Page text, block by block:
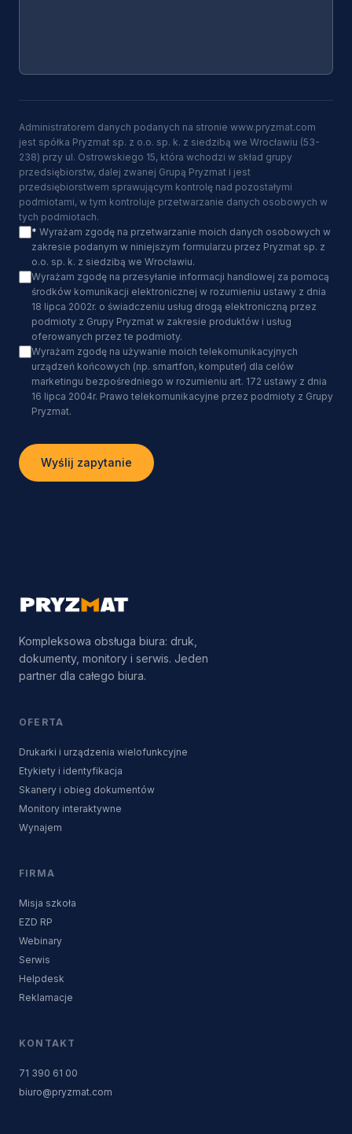
Administratorem danych podanych na stronie www.pryzmat.com
jest spółka Pryzmat sp. z o.o. sp. k. z siedzibą we Wrocławiu (53-
238) przy ul. Ostrowskiego 15, która wchodzi w skład grupy
przedsiębiorstw, dalej zwanej Grupą Pryzmat i jest
przedsiębiorstwem sprawującym kontrolę nad pozostałymi
podmiotami, w tym kontroluje przetwarzanie danych osobowych w
tych podmiotach.
* Wyrażam zgodę na przetwarzanie moich danych osobowych w
zakresie podanym w niniejszym formularzu przez Pryzmat sp. z
o.o. sp. k. z siedzibą we Wrocławiu.
Wyrażam zgodę na przesyłanie informacji handlowej za pomocą
środków komunikacji elektronicznej w rozumieniu ustawy z dnia
18 lipca 2002r. o świadczeniu usług drogą elektroniczną przez
podmioty z Grupy Pryzmat w zakresie produktów i usług
oferowanych przez te podmioty.
Wyrażam zgodę na używanie moich telekomunikacyjnych
urządzeń końcowych (np. smartfon, komputer) dla celów
marketingu bezpośredniego w rozumieniu art. 172 ustawy z dnia
16 lipca 2004r. Prawo telekomunikacyjne przez podmioty z Grupy
Pryzmat.
Wyślij zapytanie
Kompleksowa obsługa biura: druk,
dokumenty, monitory i serwis. Jeden
partner dla całego biura.
OFERTA
Drukarki i urządzenia wielofunkcyjne
Etykiety i identyfikacja
Skanery i obieg dokumentów
Monitory interaktywne
Wynajem
FIRMA
Misja szkoła
EZD RP
Webinary
Serwis
Helpdesk
Reklamacje
KONTAKT
71 390 61 00
biuro@pryzmat.com